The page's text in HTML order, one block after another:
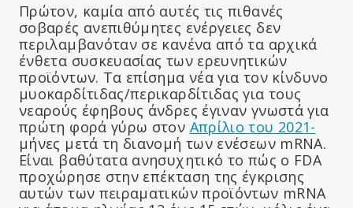
Πρώτον, καμία από αυτές τις πιθανές
σοβαρές ανεπιθύμητες ενέργειες δεν
περιλαμβανόταν σε κανένα από τα αρχικά
ένθετα συσκευασίας των ερευνητικών
προϊόντων. Τα επίσημα νέα για τον κίνδυνο
μυοκαρδίτιδας/περικαρδίτιδας για τους
νεαρούς έφηβους άνδρες έγιναν γνωστά για
πρώτη φορά γύρω στον Απρίλιο του 2021-
μήνες μετά τη διανομή των ενέσεων mRNA.
Είναι βαθύτατα ανησυχητικό το πώς ο FDA
προχώρησε στην επέκταση της έγκρισης
αυτών των πειραματικών προϊόντων mRNA